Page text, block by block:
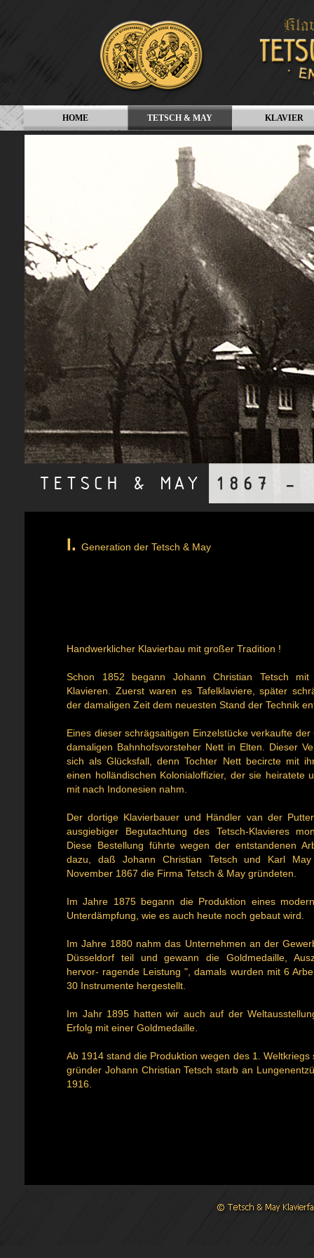
HOME TETSCH & MAY KLAVIER
I. Generation der Tetsch & May
Handwerklicher Klavierbau mit großer Tradition !
Schon 1852 begann Johann Christian Tetsch
Klavieren. Zuerst waren es Tafelklaviere, später
der damaligen Zeit dem neuesten Stand der Technik
Eines dieser schrägsaitigen Einzelstücke verkaufte
damaligen Bahnhofsvorsteher Nett in Elten. Dieser
sich als Glücksfall, denn Tochter Nett becircte mit
einen holländischen Kolonialoffizier, der sie heiratete
mit nach Indonesien nahm.
Der dortige Klavierbauer und Händler van der
ausgiebiger Begutachtung des Tetsch-Klavieres
Diese Bestellung führte wegen der entstandenen
dazu, daß Johann Christian Tetsch und Karl
November 1867 die Firma Tetsch & May gründeten.
Im Jahre 1875 begann die Produktion eines
Unterdämpfung, wie es auch heute noch gebaut wird.
Im Jahre 1880 nahm das Unternehmen an der
Düsseldorf teil und gewann die Goldmedaille,
hervor- ragende Leistung ", damals wurden mit 6
30 Instrumente hergestellt.
Im Jahr 1895 hatten wir auch auf der
Erfolg mit einer Goldmedaille.
Ab 1914 stand die Produktion wegen des 1. Weltkriegs
gründer Johann Christian Tetsch starb an
1916.